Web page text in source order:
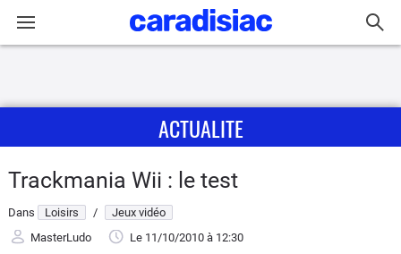
Actu
Essais
ACTUALITE
Trackmania Wii : le test
Dans Loisirs /
Jeux vidéo
MasterLudo
Le 11/10/2010 à 12:30